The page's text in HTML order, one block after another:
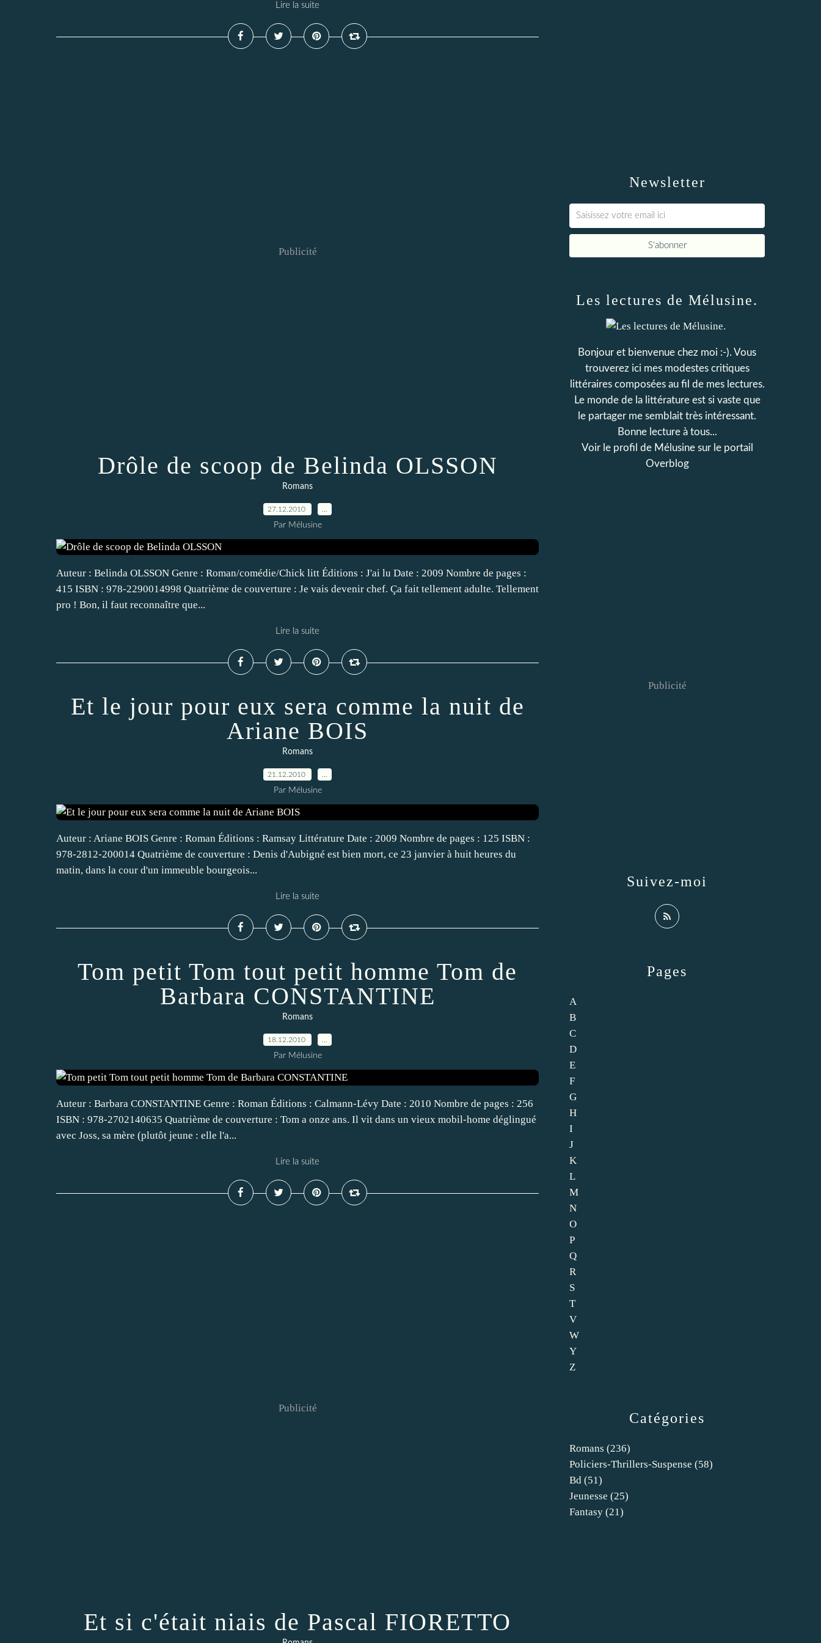
Lire la suite
Publicité
Drôle de scoop de Belinda OLSSON
Romans
27.12.2010
Par Mélusine
Auteur : Belinda OLSSON Genre : Roman/comédie/Chick litt Éditions : J'ai lu Date : 2009 Nombre de pages :
415 ISBN : 978-2290014998 Quatrième de couverture : Je vais devenir chef. Ça fait tellement adulte. Tellement
pro ! Bon, il faut reconnaître que...
Lire la suite
Et le jour pour eux sera comme la nuit de
Ariane BOIS
Romans
21.12.2010
Par Mélusine
Auteur : Ariane BOIS Genre : Roman Éditions : Ramsay Littérature Date : 2009 Nombre de pages : 125 ISBN :
978-2812-200014 Quatrième de couverture : Denis d'Aubigné est bien mort, ce 23 janvier à huit heures du
matin, dans la cour d'un immeuble bourgeois...
Lire la suite
Tom petit Tom tout petit homme Tom de
Barbara CONSTANTINE
Romans
18.12.2010
Par Mélusine
Auteur : Barbara CONSTANTINE Genre : Roman Éditions : Calmann-Lévy Date : 2010 Nombre de pages : 256
ISBN : 978-2702140635 Quatrième de couverture : Tom a onze ans. Il vit dans un vieux mobil-home déglingué
avec Joss, sa mère (plutôt jeune : elle l'a...
Lire la suite
Publicité
Et si c'était niais de Pascal FIORETTO
Newsletter
Catégories
Romans (236)
Policiers-Thrillers-Suspense (58)
Bd (51)
Jeunesse (25)
Fantasy (21)
Pages
A
B
C
D
E
F
G
H
I
J
K
L
M
N
O
P
Q
R
S
T
V
W
Y
Z
Les lectures de Mélusine.
Bonjour et bienvenue chez moi :-). Vous
trouverez ici mes modestes critiques
littéraires composées au fil de mes lectures.
Le monde de la littérature est si vaste que
le partager me semblait très intéressant.
Bonne lecture à tous...
Voir le profil de Mélusinesur le portail
Overblog
Suivez-moi
Publicité